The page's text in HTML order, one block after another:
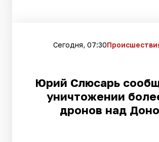
Сегодня, 07:30
Юрий Слюсарь
уничтожении
дронов над